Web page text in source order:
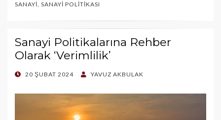
SANAYI, SANAYI POLITIKASI
Sanayi Politikalarına Rehber
Olarak ‘Verimlilik’
POSTED
20 ŞUBAT 2024 YAVUZ AKBULAK